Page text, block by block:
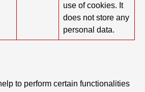
use of cookies. It
does not store any
personal data.
to perform certain functionalities